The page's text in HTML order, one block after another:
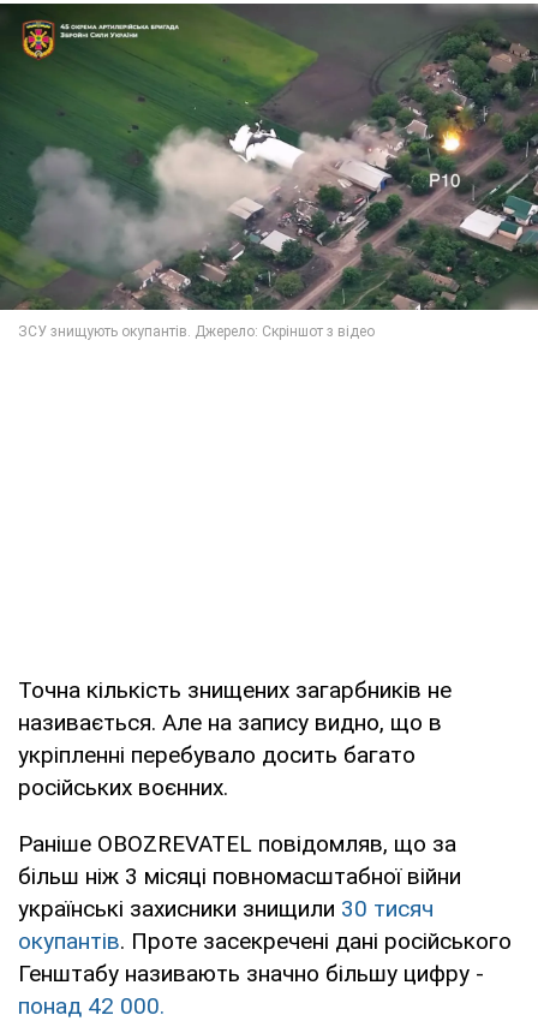
Точна кількість знищених загарбників не
називається. Але на запису видно, що в
укріпленні перебувало досить багато
російських воєнних.
Раніше OBOZREVATEL повідомляв, що за
більш ніж 3 місяці повномасштабної війни
українські захисники знищили 30 тисяч
окупантів. Проте засекречені дані російського
Генштабу називають значно більшу цифру -
понад 42 000.